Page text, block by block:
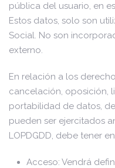
pública del usuario, en
Estos datos, solo son
Social. No son
externo.
En relación a los
cancelación, oposición,
portabilidad de datos,
pueden ser ejercitados
LOPDGDD, debe tener
Acceso: Vendrá